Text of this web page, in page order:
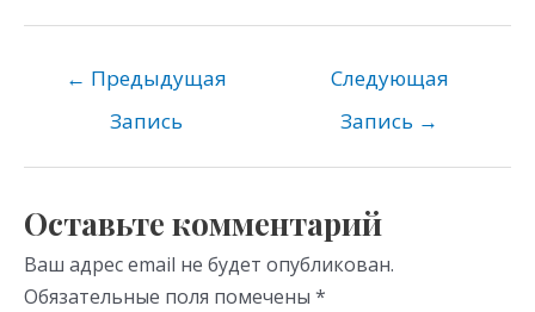
o
kl
as
ni
ki
gr
a
m p
← Предыдущая
Запись
Следующая
Запись →
Оставьте комментарий
Ваш адрес email не будет опубликован.
Обязательные поля помечены *